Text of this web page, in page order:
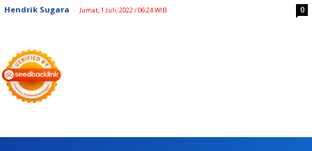
Hendrik Sugara - Jumat, 1 Juli, 2022 / 06:24 WIB 0